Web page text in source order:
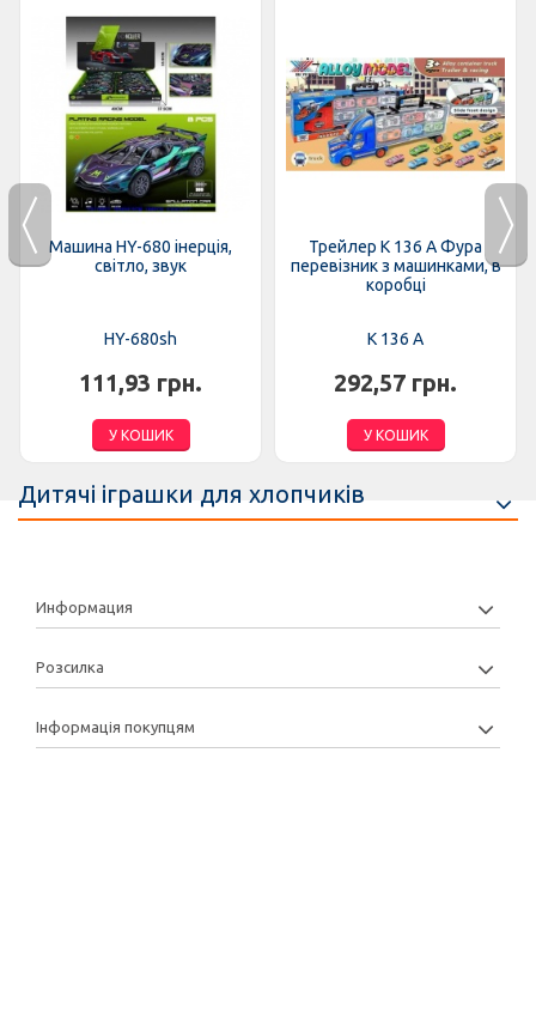
Машина HY-680 інерція,
світло, звук
HY-680sh
111,93 грн.
У КОШИК
Трейлер K 136 A Фура
перевізник з машинками, в
коробці
K 136 A
292,57 грн.
У КОШИК
Дитячі іграшки для хлопчиків
Информация
Розсилка
Інформація покупцям